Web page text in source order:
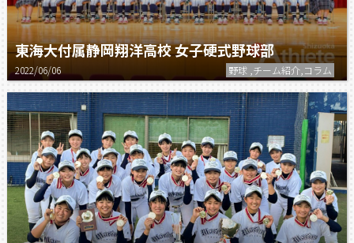
東海大付属静岡翔洋高校 女子硬式野球部
2022/06/06 野球 ,チーム紹介,コラム